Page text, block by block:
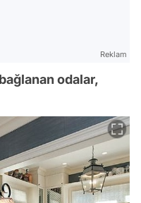
Reklam
odalar,